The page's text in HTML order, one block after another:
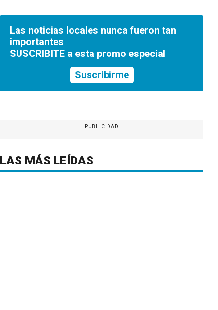
Las noticias locales nunca fueron tan
importantes
SUSCRIBITE a esta promo especial
Suscribirme
PUBLICIDAD
LAS MÁS LEÍDAS